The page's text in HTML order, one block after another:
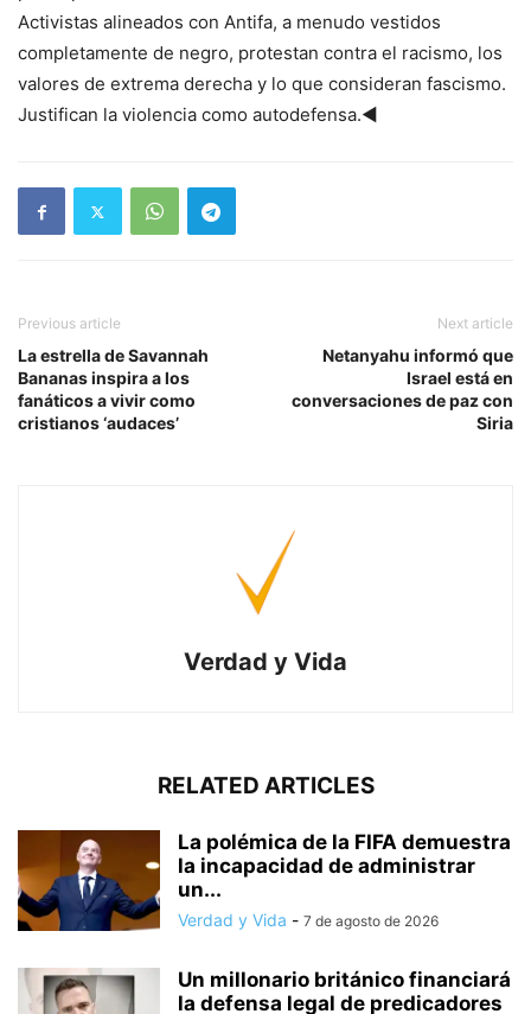
Activistas alineados con Antifa, a menudo vestidos
completamente de negro, protestan contra el racismo, los
valores de extrema derecha y lo que consideran fascismo.
Justifican la violencia como autodefensa.◄
Previous article
La estrella de Savannah
Bananas inspira a los
fanáticos a vivir como
cristianos ‘audaces’
Next article
Netanyahu informó que
Israel está en
conversaciones de paz con
Siria
Verdad y Vida
RELATED ARTICLES
La polémica de la FIFA demuestra
la incapacidad de administrar
un...
Verdad y Vida - 7 de agosto de 2026
Un millonario británico financiará
la defensa legal de predicadores